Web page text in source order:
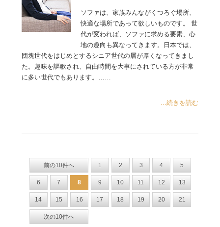
ソファは、家族みんながくつろぐ場所、
快適な場所であって欲しいものです。 世
代が変われば、ソファに求める要素、心
地の趣向も異なってきます。日本では、
団塊世代をはじめとするシニア世代の層が厚くなってきまし
た。趣味を謳歌され、自由時間を大事にされている方が非常
に多い世代でもあります。……
...続きを読む
前の10件へ 1 2 3 4 5
6 7 8 9 10 11 12 13
14 15 16 17 18 19 20 21
次の10件へ